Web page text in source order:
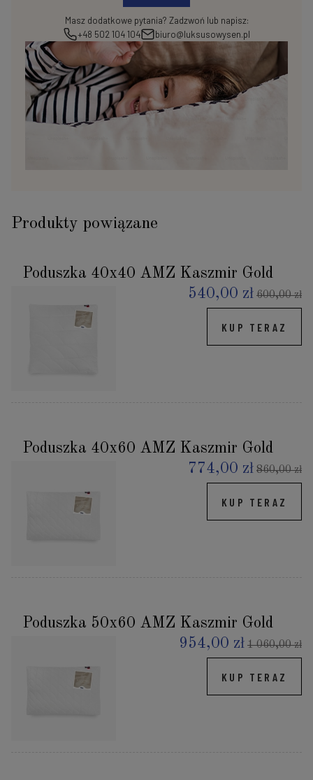
Masz dodatkowe pytania? Zadzwoń lub napisz:
+48 502 104 104
biuro@luksusowysen.pl
Produkty powiązane
Poduszka 40x40 AMZ Kaszmir Gold
540,00 zł 600,00 zł
KUP TERAZ
Poduszka 40x60 AMZ Kaszmir Gold
774,00 zł 860,00 zł
KUP TERAZ
Poduszka 50x60 AMZ Kaszmir Gold
954,00 zł 1 060,00 zł
KUP TERAZ